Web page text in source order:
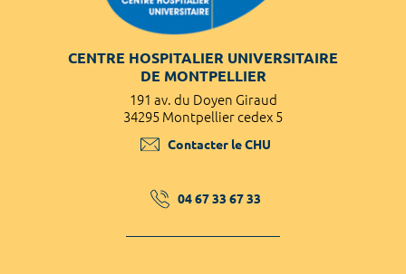
CENTRE HOSPITALIER UNIVERSITAIRE
DE MONTPELLIER
191 av. du Doyen Giraud
34295 Montpellier cedex 5
Contacter le CHU
04 67 33 67 33